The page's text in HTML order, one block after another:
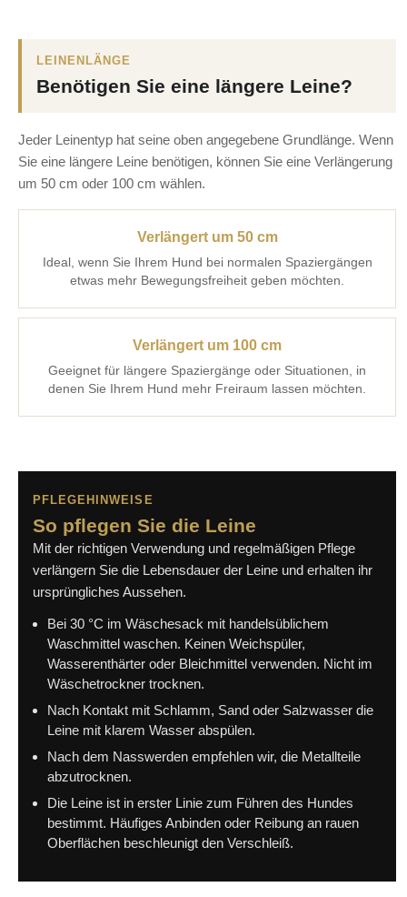
LEINENLÄNGE
Benötigen Sie eine längere Leine?
Jeder Leinentyp hat seine oben angegebene Grundlänge. Wenn
Sie eine längere Leine benötigen, können Sie eine Verlängerung
um 50 cm oder 100 cm wählen.
Verlängert um 50 cm
Ideal, wenn Sie Ihrem Hund bei normalen Spaziergängen
etwas mehr Bewegungsfreiheit geben möchten.
Verlängert um 100 cm
Geeignet für längere Spaziergänge oder Situationen, in
denen Sie Ihrem Hund mehr Freiraum lassen möchten.
PFLEGEHINWEISE
So pflegen Sie die Leine
Mit der richtigen Verwendung und regelmäßigen Pflege
verlängern Sie die Lebensdauer der Leine und erhalten ihr
ursprüngliches Aussehen.
Bei 30 °C im Wäschesack mit handelsüblichem
Waschmittel waschen. Keinen Weichspüler,
Wasserenthärter oder Bleichmittel verwenden. Nicht im
Wäschetrockner trocknen.
Nach Kontakt mit Schlamm, Sand oder Salzwasser die
Leine mit klarem Wasser abspülen.
Nach dem Nasswerden empfehlen wir, die Metallteile
abzutrocknen.
Die Leine ist in erster Linie zum Führen des Hundes
bestimmt. Häufiges Anbinden oder Reibung an rauen
Oberflächen beschleunigt den Verschleiß.